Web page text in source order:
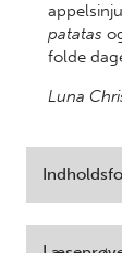
patatas
folde
Luna